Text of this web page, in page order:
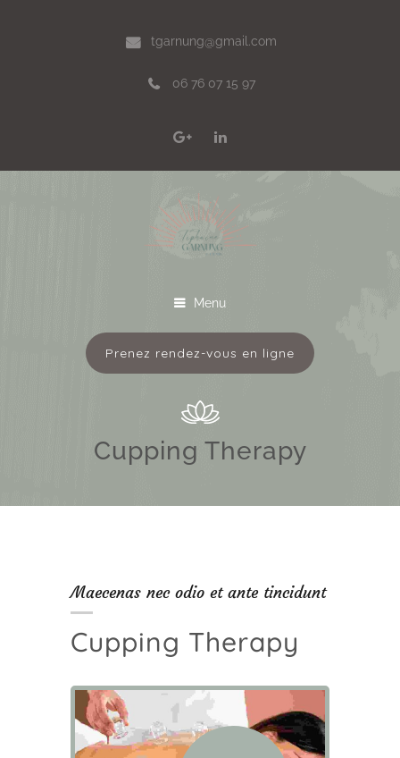
tgarnung@gmail.com
06 76 07 15 97
Menu
Prenez rendez-vous en ligne
Cupping Therapy
Maecenas nec odio et ante tincidunt
Cupping Therapy